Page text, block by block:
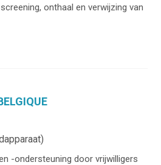
onthaal en verwijzing van
-ondersteuning door vrijwilligers